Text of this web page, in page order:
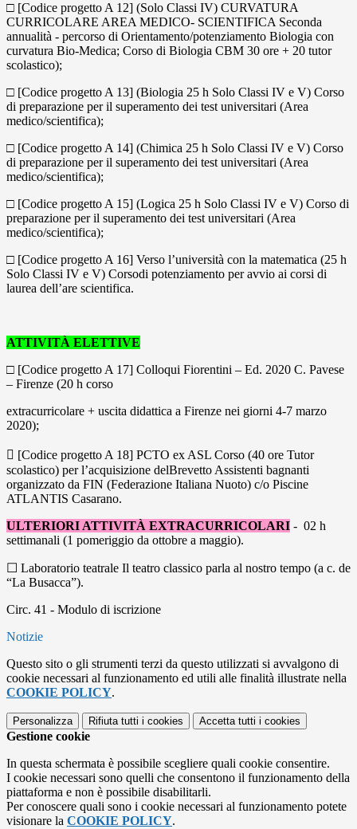
□ [Codice progetto A 12] (Solo Classi IV) CURVATURA
CURRICOLARE AREA MEDICO- SCIENTIFICA Seconda
annualità - percorso di Orientamento/potenziamento Biologia con
curvatura Bio-Medica; Corso di Biologia CBM 30 ore + 20 tutor
scolastico);
□ [Codice progetto A 13] (Biologia 25 h Solo Classi IV e V) Corso
di preparazione per il superamento dei test universitari (Area
medico/scientifica);
□ [Codice progetto A 14] (Chimica 25 h Solo Classi IV e V) Corso
di preparazione per il superamento dei test universitari (Area
medico/scientifica);
□ [Codice progetto A 15] (Logica 25 h Solo Classi IV e V) Corso di
preparazione per il superamento dei test universitari (Area
medico/scientifica);
□ [Codice progetto A 16] Verso l’università con la matematica (25 h
Solo Classi IV e V) Corsodi potenziamento per avvio ai corsi di
laurea dell’are scientifica.
ATTIVITÀ ELETTIVE
□ [Codice progetto A 17] Colloqui Fiorentini – Ed. 2020 C. Pavese
– Firenze (20 h corso
extracurricolare + uscita didattica a Firenze nei giorni 4-7 marzo
2020);
 [Codice progetto A 18] PCTO ex ASL Corso (40 ore Tutor
scolastico) per l’acquisizione delBrevetto Assistenti bagnanti
organizzato da FIN (Federazione Italiana Nuoto) c/o Piscine
ATLANTIS Casarano.
ULTERIORI ATTIVITÀ EXTRACURRICOLARI - 02 h
settimanali (1 pomeriggio da ottobre a maggio).
☐ Laboratorio teatrale Il teatro classico parla al nostro tempo (a c. de
“La Busacca”).
Circ. 41 - Modulo di iscrizione
Notizie
Questo sito o gli strumenti terzi da questo utilizzati si avvalgono di
cookie necessari al funzionamento ed utili alle finalità illustrate nella
COOKIE POLICY.
Personalizza Rifiuta tutti i cookies Accetta tutti i cookies
Gestione cookie
In questa schermata è possibile scegliere quali cookie consentire.
I cookie necessari sono quelli che consentono il funzionamento della
piattaforma e non è possibile disabilitarli.
Per conoscere quali sono i cookie necessari al funzionamento potete
visionare la COOKIE POLICY.